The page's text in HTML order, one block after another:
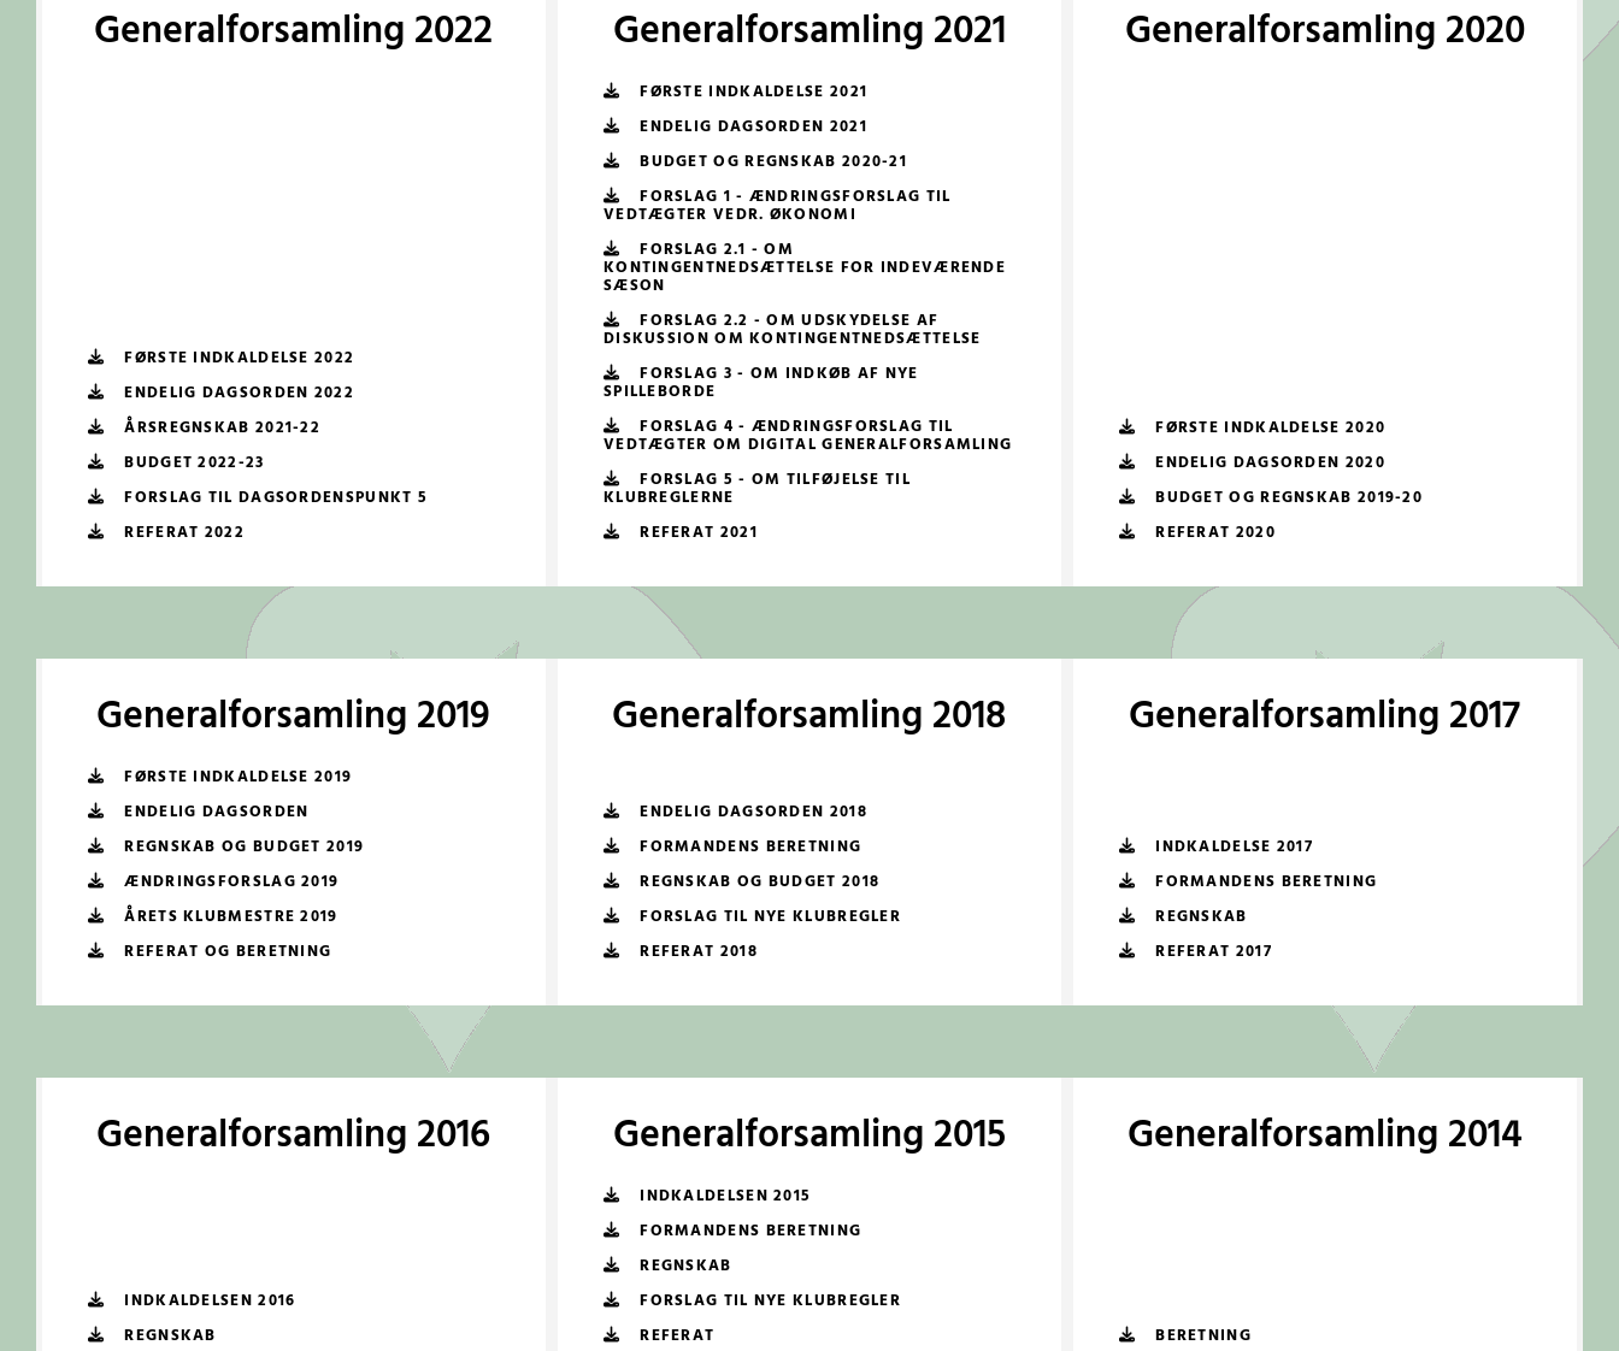
Generalforsamling 2022
FØRSTE INDKALDELSE 2022
ENDELIG DAGSORDEN 2022
ÅRSREGNSKAB 2021-22
BUDGET 2022-23
FORSLAG TIL DAGSORDENSPUNKT 5
REFERAT 2022
Generalforsamling 2021
FØRSTE INDKALDELSE 2021
ENDELIG DAGSORDEN 2021
BUDGET OG REGNSKAB 2020-21
FORSLAG 1 - ÆNDRINGSFORSLAG TIL
VEDTÆGTER VEDR. ØKONOMI
FORSLAG 2.1 - OM
KONTINGENTNEDSÆTTELSE FOR INDEVÆRENDE
SÆSON
FORSLAG 2.2 - OM UDSKYDELSE AF
DISKUSSION OM KONTINGENTNEDSÆTTELSE
FORSLAG 3 - OM INDKØB AF NYE
SPILLEBORDE
FORSLAG 4 - ÆNDRINGSFORSLAG TIL
VEDTÆGTER OM DIGITAL GENERALFORSAMLING
FORSLAG 5 - OM TILFØJELSE TIL
KLUBREGLERNE
REFERAT 2021
Generalforsamling 2020
FØRSTE INDKALDELSE 2020
ENDELIG DAGSORDEN 2020
BUDGET OG REGNSKAB 2019-20
REFERAT 2020
Generalforsamling 2019
FØRSTE INDKALDELSE 2019
ENDELIG DAGSORDEN
REGNSKAB OG BUDGET 2019
ÆNDRINGSFORSLAG 2019
ÅRETS KLUBMESTRE 2019
REFERAT OG BERETNING
Generalforsamling 2018
ENDELIG DAGSORDEN 2018
FORMANDENS BERETNING
REGNSKAB OG BUDGET 2018
FORSLAG TIL NYE KLUBREGLER
REFERAT 2018
Generalforsamling 2017
INDKALDELSE 2017
FORMANDENS BERETNING
REGNSKAB
REFERAT 2017
Generalforsamling 2016
INDKALDELSEN 2016
REGNSKAB
Generalforsamling 2015
INDKALDELSEN 2015
FORMANDENS BERETNING
REGNSKAB
FORSLAG TIL NYE KLUBREGLER
REFERAT
Generalforsamling 2014
BERETNING